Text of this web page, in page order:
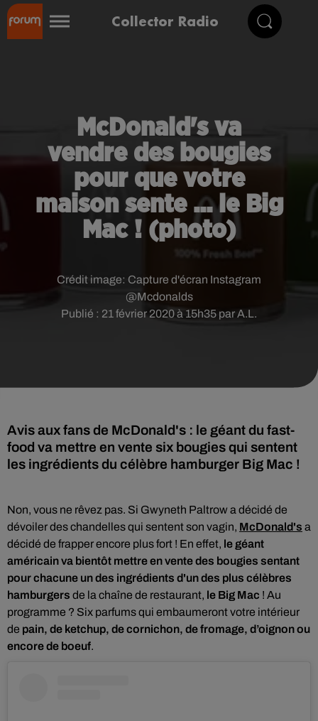
Collector Radio
McDonald's va
vendre des bougies
pour que votre
maison sente ... le Big
Mac ! (photo)
Publié : 21 février 2020 à 15h35 par A.L.
Crédit image: Capture d'écran Instagram
@Mcdonalds
Avis aux fans de McDonald's : le géant du fast-
food va mettre en vente six bougies qui sentent
les ingrédients du célèbre hamburger Big Mac !
Non, vous ne rêvez pas. Si Gwyneth Paltrow a décidé de
dévoiler des chandelles qui sentent son vagin, McDonald's a
décidé de frapper encore plus fort ! En effet, le géant
américainva bientôt mettre en vente des bougies sentant
pour chacune un des ingrédients d'un des plus célèbres
hamburgers de la chaîne de restaurant, le Big Mac ! Au
programme ? Six parfums qui embaumeront votre intérieur
de pain, de ketchup, de cornichon, de fromage, d’oignon ou
encore de boeuf.